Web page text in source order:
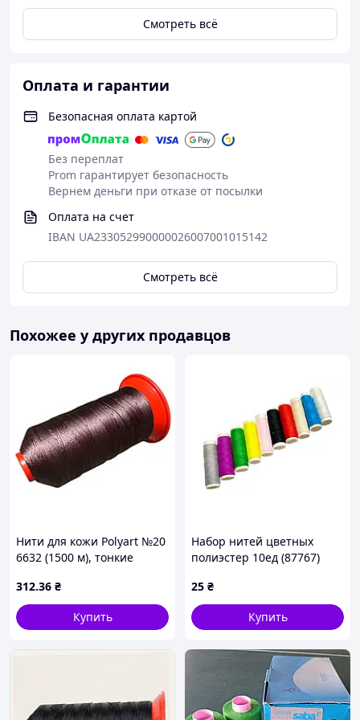
Устойчива к воздействию химикатов
Отличная швейная эластичность и
стабильность шва
высокотемпературной защитной одежды и
технических текстильных изделий
IKAR Ariadna
вы получаете высочайший уровень
безопасности, надежности и сертифицированного
качества.
Смотреть всё
Оплата и гарантии
Безопасная оплата картой
Без переплат
Prom гарантирует безопасность
Вернем деньги при отказе от посылки
Оплата на счет
IBAN UA233052990000026007001015142
Смотреть всё
Похожее у других продавцов
Нити для кожи Polyart №20
6632 (1500 м), тонкие
текстиля, одежды и
аккуратного шва
312.36 ₴
Купить
Набор нитей цветных
полиэстер 10ед (87767)
25 ₴
Купить